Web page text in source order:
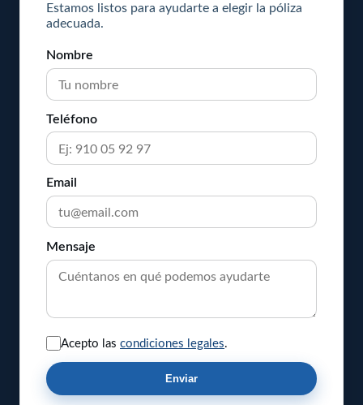
Estamos listos para ayudarte a elegir la póliza
adecuada.
Nombre
Teléfono
Email
Mensaje
Acepto las condiciones legales
Enviar